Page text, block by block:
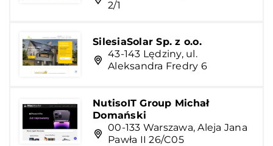
2/1
SilesiaSolar Sp. z o.o.
43-143 Lędziny, ul.
Aleksandra Fredry 6
NutisoIT Group Michał
Domański
00-133 Warszawa, Aleja Jana
Pawła II 26/C05